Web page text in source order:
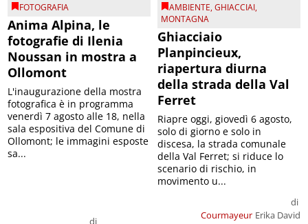
FOTOGRAFIA
Anima Alpina, le
fotografie di Ilenia
Noussan in mostra a
Ollomont
di
L'inaugurazione della mostra
fotografica è in programma
venerdì 7 agosto alle 18, nella
sala espositiva del Comune di
Ollomont; le immagini esposte
sa...
AMBIENTE,GHIACCIAI,
MONTAGNA
Ghiacciaio
Planpincieux,
riapertura diurna
della strada della Val
Ferret
Courmayeur
di
Erika David
Riapre oggi, giovedì 6 agosto,
solo di giorno e solo in
discesa, la strada comunale
della Val Ferret; si riduce lo
scenario di rischio, in
movimento u...